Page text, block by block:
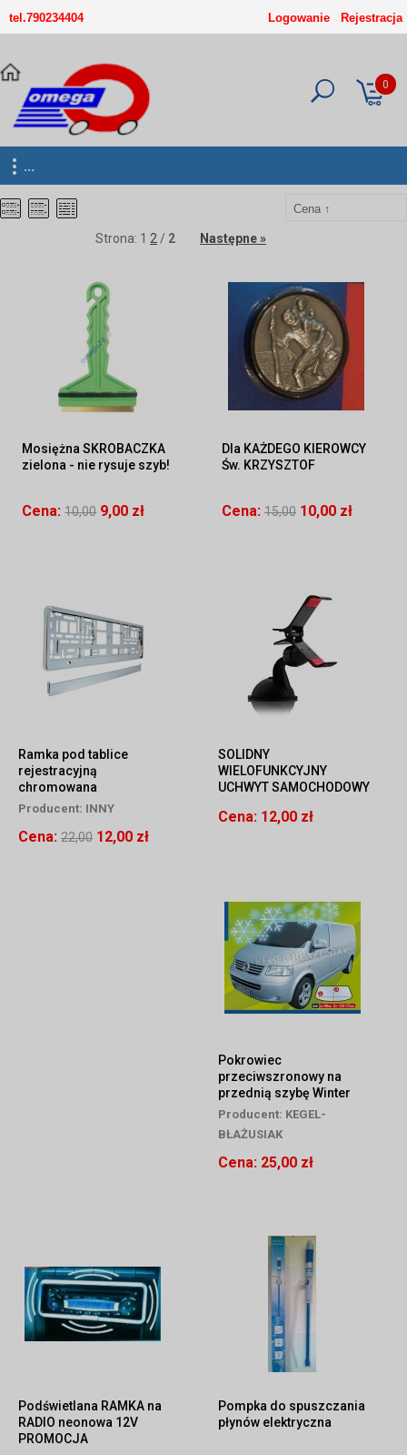
tel.790234404 Logowanie Rejestracja
0
...
Strona: 1 2/ 2 Następne »
Mosiężna SKROBACZKA
zielona - nie rysuje szyb!
Cena:10,00 9,00 zł
Dla KAŻDEGO KIEROWCY
Św. KRZYSZTOF
Cena: 15,00 10,00 zł
Ramka pod tablice
rejestracyjną
chromowana
Producent: INNY
Cena: 22,00 12,00 zł
SOLIDNY
WIELOFUNKCYJNY
UCHWYT SAMOCHODOWY
Cena: 12,00 zł
Pokrowiec
przeciwszronowy na
przednią szybę Winter
Delivery Van 90/150-175
Producent: KEGEL-
BŁAŻUSIAK
Cena: 25,00 zł
Podświetlana RAMKA na
RADIO neonowa 12V
PROMOCJA
Pompka do spuszczania
płynów elektryczna